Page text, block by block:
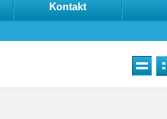
Kontakt